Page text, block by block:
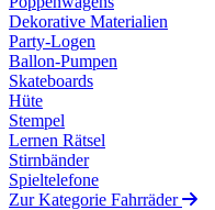
Dekorative Materialien
Party-Logen
Ballon-Pumpen
Skateboards
Hüte
Stempel
Lernen Rätsel
Stirnbänder
Spieltelefone
Zur Kategorie Fahrräder